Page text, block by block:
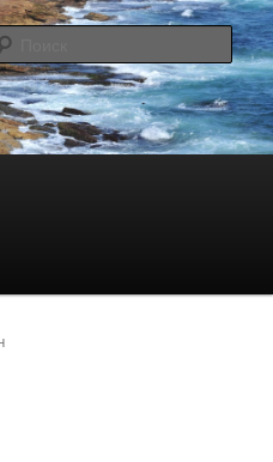
сайт